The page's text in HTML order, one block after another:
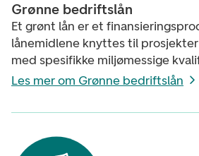
Grønne bedriftslån
Et grønt lån er et
lånemidlene knyttes til
med spesifikke miljømessige
Les mer om Grønne bedriftslån